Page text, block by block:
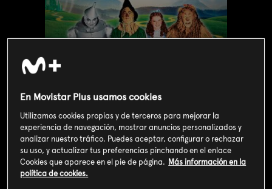
Valoración de usuarios
4 1561 votos
En Movistar Plus usamos cookies
Utilizamos cookies propias y de terceros para mejorar la
experiencia de navegación, mostrar anuncios personalizados y
analizar nuestro tráfico. Puedes aceptar, configurar o rechazar
su uso, y actualizar tus preferencias pinchando en el enlace
Cookies que aparece en el pie de página. Más información en la
política de cookies.